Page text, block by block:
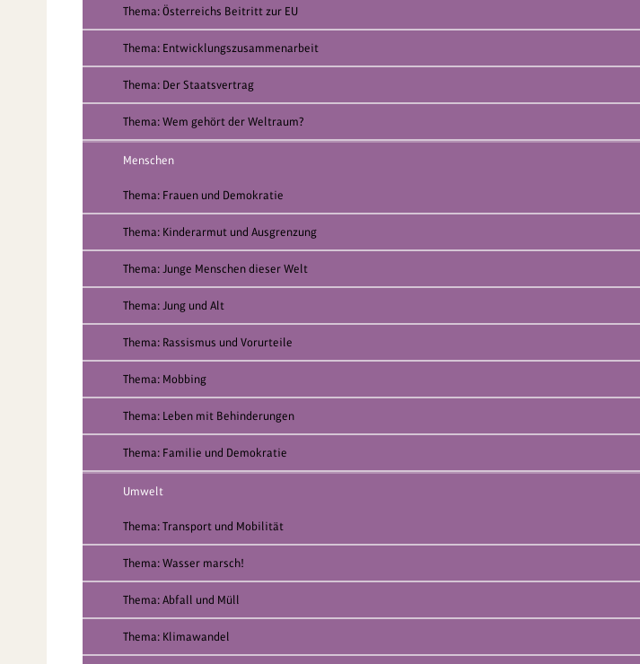
Thema: Österreichs Beitritt zur EU
Thema: Entwicklungszusammenarbeit
Thema: Der Staatsvertrag
Thema: Wem gehört der Weltraum?
Menschen
Thema: Frauen und Demokratie
Thema: Kinderarmut und Ausgrenzung
Thema: Junge Menschen dieser Welt
Thema: Jung und Alt
Thema: Rassismus und Vorurteile
Thema: Mobbing
Thema: Leben mit Behinderungen
Thema: Familie und Demokratie
Umwelt
Thema: Transport und Mobilität
Thema: Wasser marsch!
Thema: Abfall und Müll
Thema: Klimawandel